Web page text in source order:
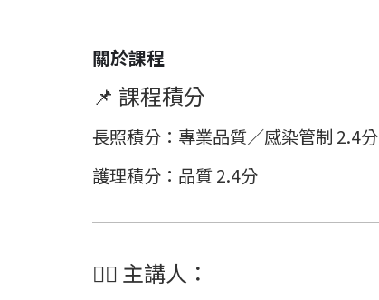
關於課程
📌 課程積分
長照積分 ：專業品質／感染管制 2.4分
護理積分 ：品質 2.4分
👩‍⚕️ 主講人：